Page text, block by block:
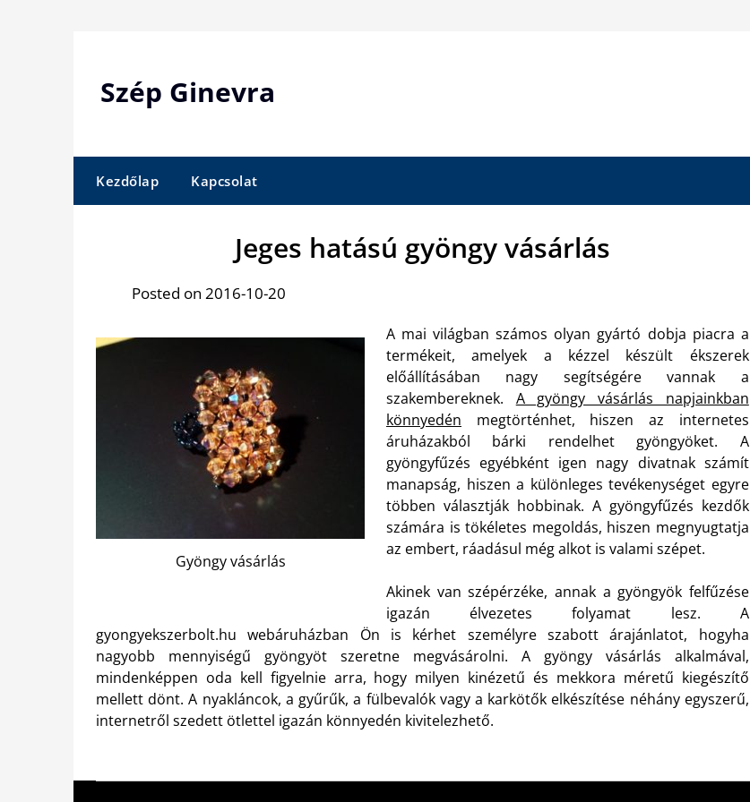
Szép Ginevra
Kezdőlap Kapcsolat
Jeges hatású gyöngy vásárlás
Posted on 2016-10-20
Gyöngy vásárlás
A mai világban számos olyan gyártó dobja piacra a
termékeit, amelyek a kézzel készült ékszerek
előállításában nagy segítségére vannak a
szakembereknek. A gyöngy vásárlás napjainkban
könnyedén megtörténhet, hiszen az internetes
áruházakból bárki rendelhet gyöngyöket. A
gyöngyfűzés egyébként igen nagy divatnak számít
manapság, hiszen a különleges tevékenységet egyre
többen választják hobbinak. A gyöngyfűzés kezdők
számára is tökéletes megoldás, hiszen megnyugtatja
az embert, ráadásul még alkot is valami szépet.
Akinek van szépérzéke, annak a gyöngyök felfűzése
igazán élvezetes folyamat lesz. A
gyongyekszerbolt.hu webáruházban Ön is kérhet személyre szabott árajánlatot, hogyha
nagyobb mennyiségű gyöngyöt szeretne megvásárolni. A gyöngy vásárlás alkalmával,
mindenképpen oda kell figyelnie arra, hogy milyen kinézetű és mekkora méretű kiegészítő
mellett dönt. A nyakláncok, a gyűrűk, a fülbevalók vagy a karkötők elkészítése néhány egyszerű,
internetről szedett ötlettel igazán könnyedén kivitelezhető.